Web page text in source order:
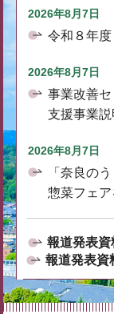
2026年8月7日
令和８年
2026年8月7日
事業改善
支援事業説
2026年8月7日
「奈良の
惣菜フェア
報道発表資
報道発表資